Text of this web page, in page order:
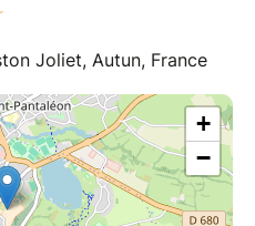
Joliet, Autun, France
+
−